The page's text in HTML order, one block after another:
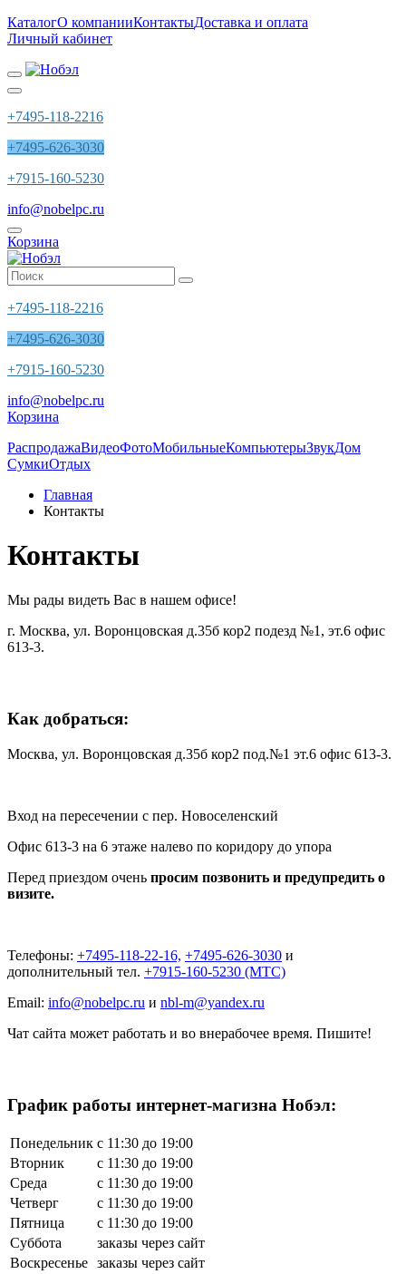
КаталогО компанииКонтактыДоставка и оплата
Личный кабинет
+7495-118-2216
+7495-626-3030
+7915-160-5230
info@nobelpc.ru
Корзина
+7495-118-2216
+7495-626-3030
+7915-160-5230
info@nobelpc.ru
Корзина
РаспродажаВидеоФотоМобильныеКомпьютерыЗвукДом
СумкиОтдых
Главная
Контакты
Контакты
Мы рады видеть Вас в нашем офисе!
г. Москва, ул. Воронцовская д.35б кор2 подезд №1, эт.6 офис
613-3.
Как добраться:
Москва, ул. Воронцовская д.35б кор2 под.№1 эт.6 офис 613-3.
Вход на пересечении с пер. Новоселенский
Офис 613-3 на 6 этаже налево по коридору до упора
Перед приездом очень просим позвонить и предупредить о
визите.
Телефоны: +7495-118-22-16, +7495-626-3030 и
дополнительный тел. +7915-160-5230 (МТС)
Email: info@nobelpc.ru и nbl-m@yandex.ru
Чат сайта может работать и во внерабочее время. Пишите!
График работы интернет-магизна Нобэл:
Понедельник с 11:30 до 19:00
Вторник
с 11:30 до 19:00
Среда
с 11:30 до 19:00
Четверг
с 11:30 до 19:00
Пятница
с 11:30 до 19:00
Суббота
заказы через сайт
Воскресенье заказы через сайт